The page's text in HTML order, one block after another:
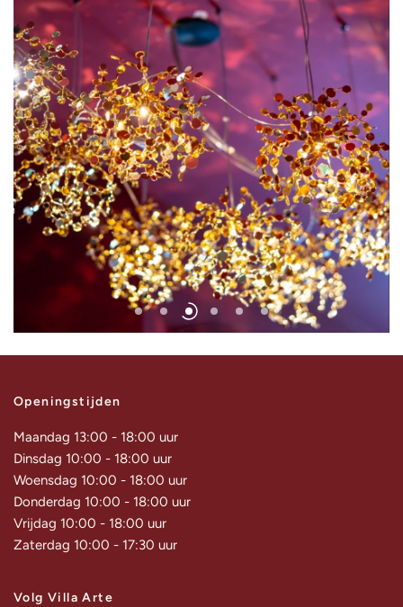
Openingstijden
Maandag 13:00 - 18:00 uur
Dinsdag 10:00 - 18:00 uur
Woensdag 10:00 - 18:00 uur
Donderdag 10:00 - 18:00 uur
Vrijdag 10:00 - 18:00 uur
Zaterdag 10:00 - 17:30 uur
Volg Villa Arte